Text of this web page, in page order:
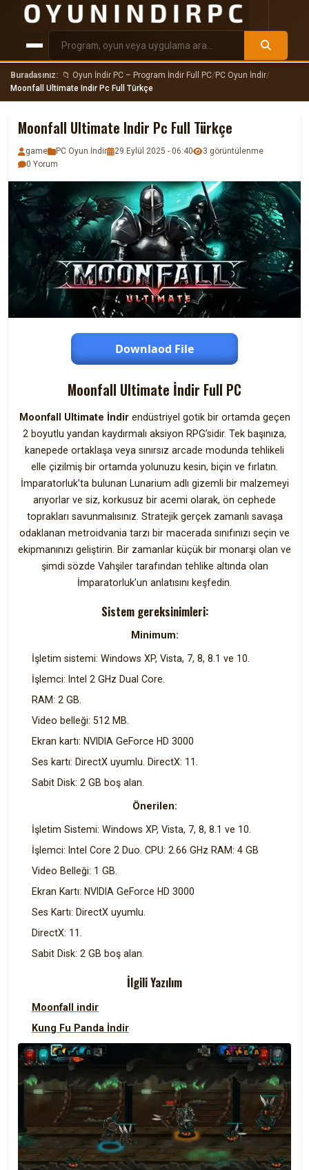
Buradasınız: 📁 Oyun İndir PC – Program İndir Full PC/PC Oyun İndir/
Moonfall Ultimate Indir Pc Full Türkçe
Moonfall Ultimate Indir Pc Full Türkçe
game PC Oyun İndir 29 Eylül 2025 - 06:40
3 görüntülenme
0 Yorum
Downlaod File
Moonfall Ultimate İndir Full PC
Moonfall Ultimate İndirendüstriyel gotik bir ortamda geçen
2 boyutlu yandan kaydırmalı aksiyon RPG’sidir. Tek başınıza,
kanepede ortaklaşa veya sınırsız arcade modunda tehlikeli
elle çizilmiş bir ortamda yolunuzu kesin, biçin ve fırlatın.
İmparatorluk’ta bulunan Lunarium adlı gizemli bir malzemeyi
arıyorlar ve siz, korkusuz bir acemi olarak, ön cephede
toprakları savunmalısınız. Stratejik gerçek zamanlı savaşa
odaklanan metroidvania tarzı bir macerada sınıfınızı seçin ve
ekipmanınızı geliştirin. Bir zamanlar küçük bir monarşi olan ve
şimdi sözde Vahşiler tarafından tehlike altında olan
İmparatorluk’un anlatısını keşfedin.
Sistem gereksinimleri:
Minimum:
İşletim sistemi: Windows XP, Vista, 7, 8, 8.1 ve 10.
İşlemci: Intel 2 GHz Dual Core.
RAM: 2 GB.
Video belleği: 512 MB.
Ekran kartı: NVIDIA GeForce HD 3000
Ses kartı: DirectX uyumlu. DirectX: 11.
Sabit Disk: 2 GB boş alan.
Önerilen:
İşletim Sistemi: Windows XP, Vista, 7, 8, 8.1 ve 10.
İşlemci: Intel Core 2 Duo. CPU: 2.66 GHz RAM: 4 GB
Video Belleği: 1 GB.
Ekran Kartı: NVIDIA GeForce HD 3000
Ses Kartı: DirectX uyumlu.
DirectX: 11.
Sabit Disk: 2 GB boş alan.
İlgili Yazılım
Moonfall indir
Kung Fu Panda İndir